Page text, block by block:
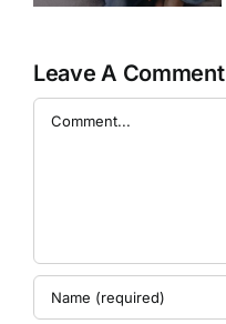
Leave A Comment
Comment